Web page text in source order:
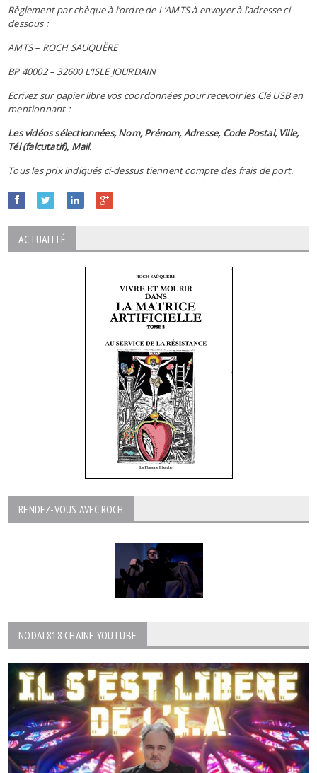
Règlement par chèque à l’ordre de L’AMTS à envoyer à l’adresse ci
dessous :
AMTS – ROCH SAUQUËRE
BP 40002 – 32600 L’ISLE JOURDAIN
Ecrivez sur papier libre vos coordonnées pour recevoir les Clé USB en
mentionnant :
Les vidéos sélectionnées, Nom, Prénom, Adresse, Code Postal, Ville,
Tél (falcutatif), Mail.
Tous les prix indiqués ci-dessus tiennent compte des frais de port.
ACTUALITÉ
RENDEZ-VOUS AVEC ROCH
NODAL818 CHAINE YOUTUBE